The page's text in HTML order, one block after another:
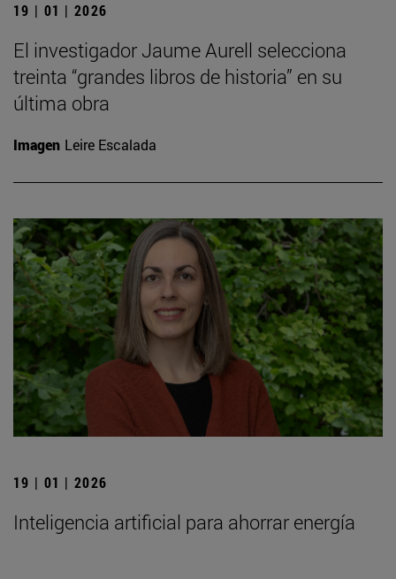
19 | 01 | 2026
El investigador Jaume Aurell selecciona
treinta “grandes libros de historia” en su
última obra
Imagen Leire Escalada
19 | 01 | 2026
Inteligencia artificial para ahorrar energía